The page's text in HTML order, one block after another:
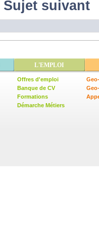
Sujet suivant
L'EMPLOI
Offres d'emploi
Banque de CV
Formations
Démarche Métiers